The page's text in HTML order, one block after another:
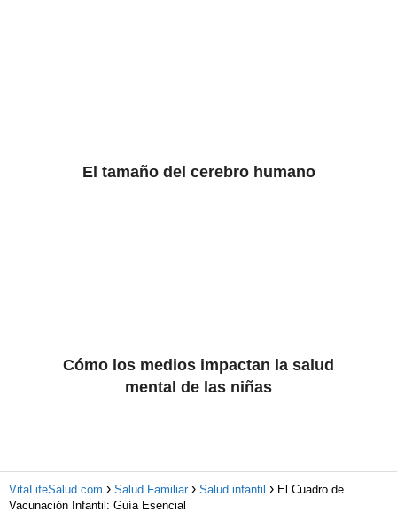
El tamaño del cerebro humano
Cómo los medios impactan la salud
mental de las niñas
VitaLifeSalud.com Salud Familiar Salud infantil
El Cuadro de
Vacunación Infantil: Guía Esencial